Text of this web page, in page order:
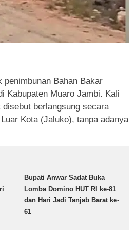
penimbunan Bahan Bakar
Kabupaten Muaro Jambi. Kali
berlangsung secara
Kota (Jaluko), tanpa adanya
Bupati Anwar Sadat Buka
Lomba Domino HUT RI ke-81
dan Hari Jadi Tanjab Barat ke-
61